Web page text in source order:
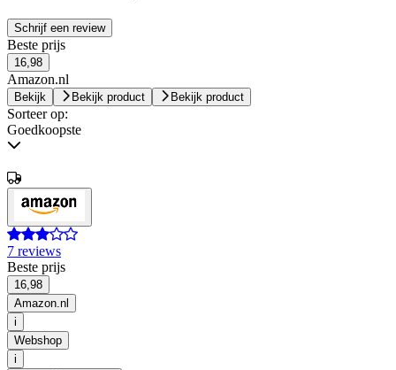
Schrijf een review
Beste prijs
16,98
Amazon.nl
Bekijk Bekijk product Bekijk product
Sorteer op:
Goedkoopste
7 reviews
Beste prijs
16,98
Amazon.nl
i
Webshop
i